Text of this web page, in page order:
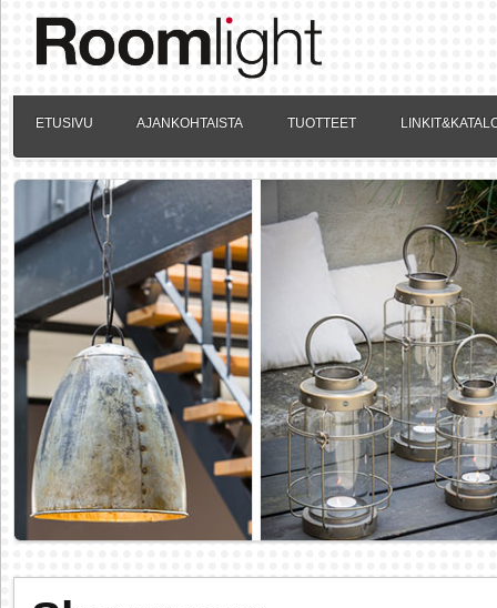
ETUSIVU AJANKOHTAISTA TUOTTEET